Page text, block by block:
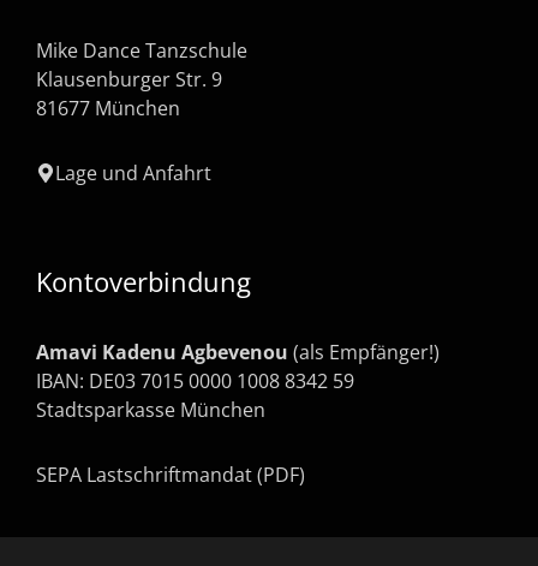
Mike Dance Tanzschule
Klausenburger Str. 9
81677 München
Lage und Anfahrt
Kontoverbindung
Amavi Kadenu Agbevenou (als Empfänger!)
IBAN: DE03 7015 0000 1008 8342 59
Stadtsparkasse München
SEPA Lastschriftmandat (PDF)